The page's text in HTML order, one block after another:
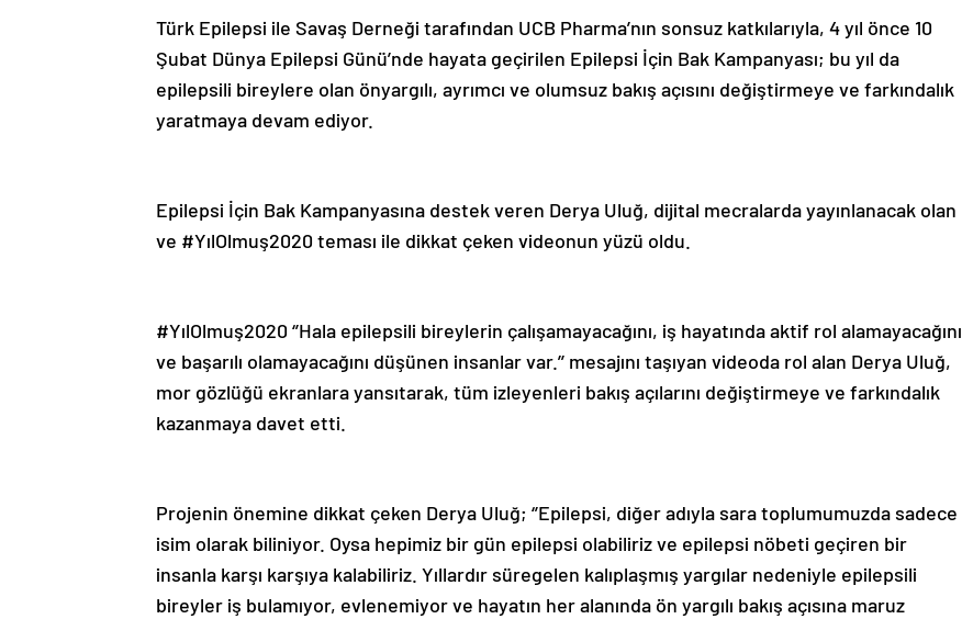
Türk Epilepsi ile Savaş Derneği tarafından UCB Pharma’nın sonsuz katkılarıyla, 4 yıl önce 10
Şubat Dünya Epilepsi Günü’nde hayata geçirilen Epilepsi İçin Bak Kampanyası; bu yıl da
epilepsili bireylere olan önyargılı, ayrımcı ve olumsuz bakış açısını değiştirmeye ve farkındalık
yaratmaya devam ediyor.
Epilepsi İçin Bak Kampanyasına destek veren Derya Uluğ, dijital mecralarda yayınlanacak olan
ve #YılOlmuş2020 teması ile dikkat çeken videonun yüzü oldu.
#YılOlmuş2020 ‘’Hala epilepsili bireylerin çalışamayacağını, iş hayatında aktif rol alamayacağını
ve başarılı olamayacağını düşünen insanlar var.’’ mesajını taşıyan videoda rol alan Derya Uluğ,
mor gözlüğü ekranlara yansıtarak, tüm izleyenleri bakış açılarını değiştirmeye ve farkındalık
kazanmaya davet etti.
Projenin önemine dikkat çeken Derya Uluğ; ‘’Epilepsi, diğer adıyla sara toplumumuzda sadece
isim olarak biliniyor. Oysa hepimiz bir gün epilepsi olabiliriz ve epilepsi nöbeti geçiren bir
insanla karşı karşıya kalabiliriz. Yıllardır süregelen kalıplaşmış yargılar nedeniyle epilepsili
bireyler iş bulamıyor, evlenemiyor ve hayatın her alanında ön yargılı bakış açısına maruz